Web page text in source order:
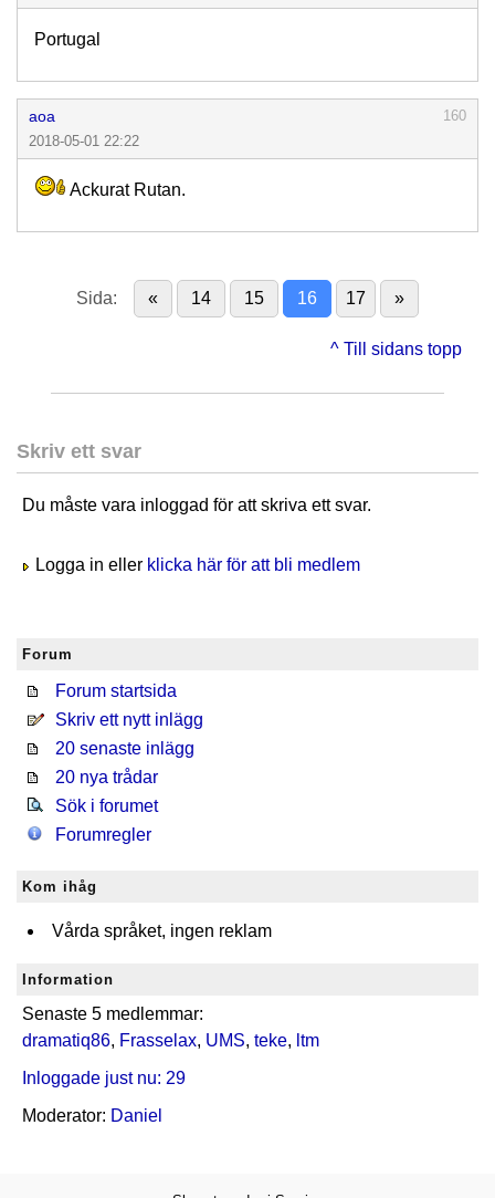
Portugal
aoa
160
2018-05-01 22:22
Ackurat Rutan.
Sida: « 14 15 16 17 »
^ Till sidans topp
Skriv ett svar
Du måste vara inloggad för att skriva ett svar.
Logga in eller klicka här för att bli medlem
Forum
Forum startsida
Skriv ett nytt inlägg
20 senaste inlägg
20 nya trådar
Sök i forumet
Forumregler
Kom ihåg
Vårda språket, ingen reklam
Information
Senaste 5 medlemmar:
dramatiq86, Frasselax, UMS, teke, ltm
Inloggade just nu: 29
Moderator: Daniel